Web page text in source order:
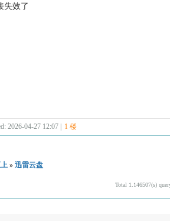
失效了
2026-04-27 12:07 | 1 楼
» 迅雷云盘
Total 1.146507(s)